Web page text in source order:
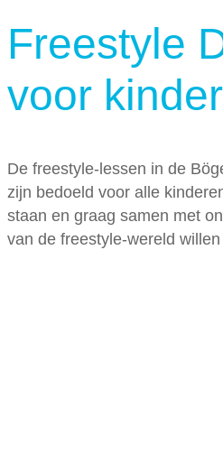
Freestyle
voor
De freestyle-lessen in de
zijn bedoeld voor alle
staan en graag samen met
van de freestyle-wereld